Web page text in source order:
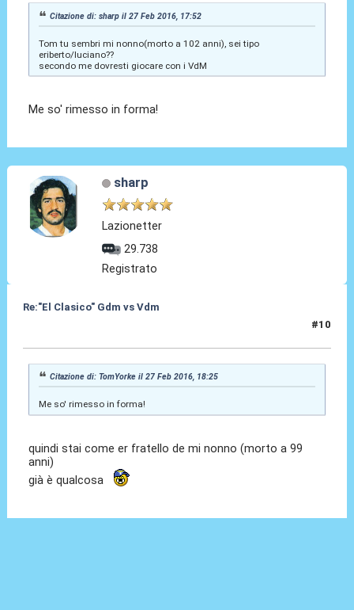
Citazione di: sharp il 27 Feb 2016, 17:52
Tom tu sembri mi nonno(morto a 102 anni), sei tipo
eriberto/luciano??
secondo me dovresti giocare con i VdM
Me so' rimesso in forma!
sharp
Lazionetter
29.738
Registrato
Re:"El Clasico" Gdm vs Vdm
#10
Citazione di: TomYorke il 27 Feb 2016, 18:25
Me so' rimesso in forma!
quindi stai come er fratello de mi nonno (morto a 99
anni)
già è qualcosa